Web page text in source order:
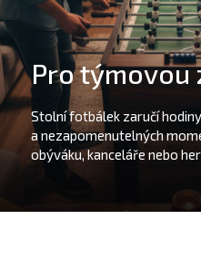
Pro týmovou
Stolní fotbálek zaručí
a nezapomenutelných
obýváku, kanceláře nebo